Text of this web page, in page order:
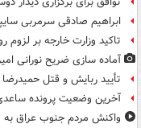
ابراهیم صادقی سرمربی
تاکید وزارت خارجه بر
آماده سازی ضریح نورانی
تأیید ربایش و قتل
آخرین وضعیت پرونده
واکنش مردم جنوب عراق به